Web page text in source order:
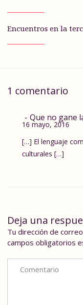
Encuentros en la
1 comentario
Que no gane
16 mayo, 2016
[…] El lenguaje
culturales […]
Deja una
Tu dirección de
campos obligatorios